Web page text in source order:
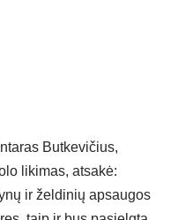
Butkevičius,
likimas, atsakė:
ir želdinių apsaugos